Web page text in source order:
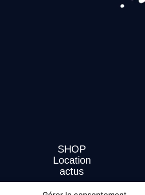
SHOP
Location
actus